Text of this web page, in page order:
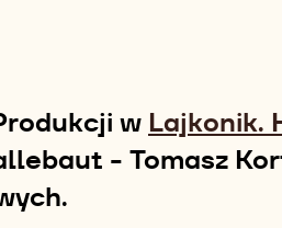
w Lajkonik.
- Tomasz